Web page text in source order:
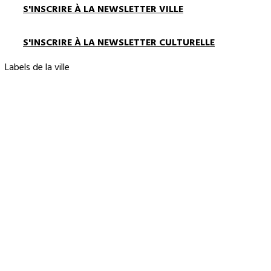
S'INSCRIRE À LA NEWSLETTER VILLE
S'INSCRIRE À LA NEWSLETTER CULTURELLE
Labels de la ville